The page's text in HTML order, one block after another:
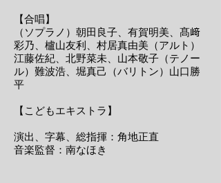
【合唱】
（ソプラノ）朝田良子、有賀明美、髙﨑
彩乃、櫨山友利、村居真由美（アルト）
江藤佐紀、北野菜未、山本敬子（テノー
ル）難波浩、堀真己（バリトン）山口勝
平
【こどもエキストラ】
演出、字幕、総指揮：角地正直
音楽監督：南なほき